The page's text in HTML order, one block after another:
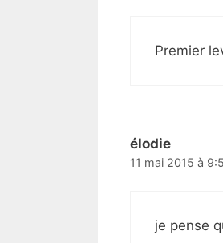
Premier
élodie
11 mai 2015 à
je pense